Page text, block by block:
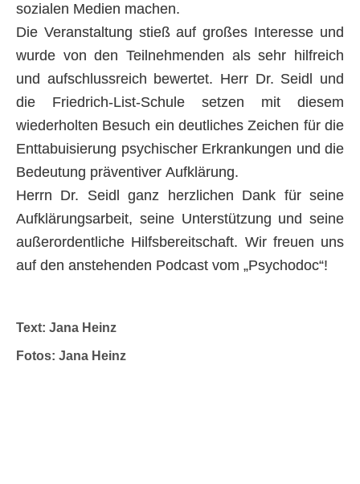
sozialen Medien machen.
Die Veranstaltung stieß auf großes Interesse und
wurde von den Teilnehmenden als sehr hilfreich
und aufschlussreich bewertet. Herr Dr. Seidl und
die Friedrich-List-Schule setzen mit diesem
wiederholten Besuch ein deutliches Zeichen für die
Enttabuisierung psychischer Erkrankungen und die
Bedeutung präventiver Aufklärung.
Herrn Dr. Seidl ganz herzlichen Dank für seine
Aufklärungsarbeit, seine Unterstützung und seine
außerordentliche Hilfsbereitschaft. Wir freuen uns
auf den anstehenden Podcast vom „Psychodoc“!
Text: Jana Heinz
Fotos: Jana Heinz